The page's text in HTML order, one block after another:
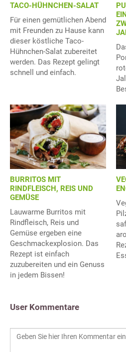
TACO-HÜHNCHEN-SALAT
Für einen gemütlichen Abend
mit Freunden zu Hause kann
dieser köstliche Taco-
Hühnchen-Salat zubereitet
werden. Das Rezept gelingt
schnell und einfach.
BURRITOS MIT
RINDFLEISCH, REIS UND
GEMÜSE
Lauwarme Burritos mit
Rindfleisch, Reis und
Gemüse ergeben eine
Geschmackexplosion. Das
Rezept ist einfach
zuzubereiten und ein Genuss
in jedem Bissen!
User Kommentare